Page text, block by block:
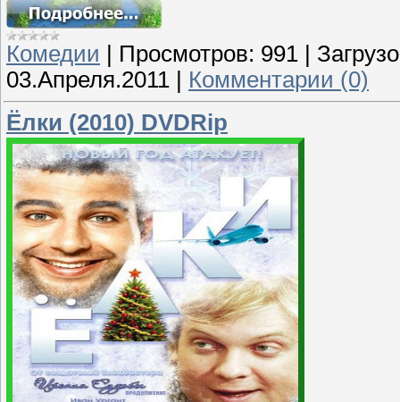
Комедии Просмотров: 991
03.Апреля.2011
Комментарии (0)
Ёлки (2010) DVDRip